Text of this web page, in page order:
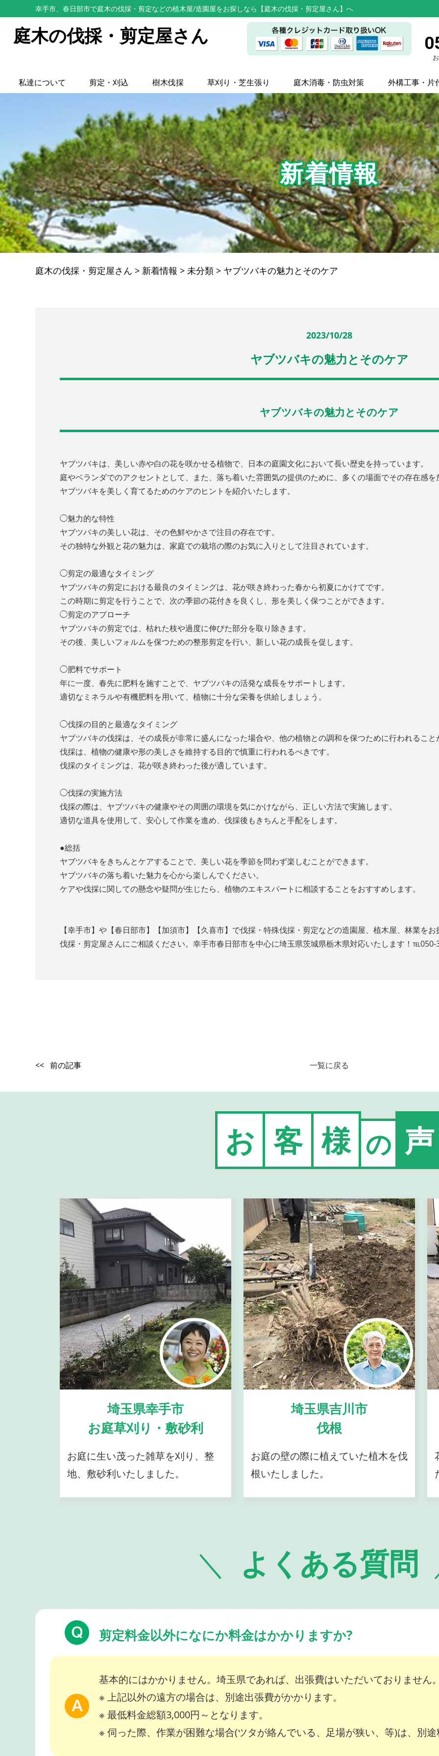
幸手市、春日部市で庭木の伐採・剪定などの植木屋/造園屋をお探しなら【庭木の伐採・剪定屋さん】へ
庭木の伐採・剪定屋さん
私達について 剪定・刈込 樹木伐採 草刈り・芝生張り 庭木消毒・防虫対策 外構工事・片
新着情報
庭木の伐採・剪定屋さん > 新着情報 > 未分類 > ヤブツバキの魅力とそのケア
2023/10/28
ヤブツバキの魅力とそのケア
ヤブツバキの魅力とそのケア
ヤブツバキは、美しい赤や白の花を咲かせる植物で、日本の庭園文化において長い歴史を持っています。
庭やベランダでのアクセントとして、また、落ち着いた雰囲気の提供のために、多くの場面でその存在感を
ヤブツバキを美しく育てるためのケアのヒントを紹介いたします。
◯魅力的な特性
ヤブツバキの美しい花は、その色鮮やかさで注目の存在です。
その独特な外観と花の魅力は、家庭での栽培の際のお気に入りとして注目されています。
◯剪定の最適なタイミング
ヤブツバキの剪定における最良のタイミングは、花が咲き終わった春から初夏にかけてです。
この時期に剪定を行うことで、次の季節の花付きを良くし、形を美しく保つことができます。
◯剪定のアプローチ
ヤブツバキの剪定では、枯れた枝や過度に伸びた部分を取り除きます。
その後、美しいフォルムを保つための整形剪定を行い、新しい花の成長を促します。
◯肥料でサポート
年に一度、春先に肥料を施すことで、ヤブツバキの活発な成長をサポートします。
適切なミネラルや有機肥料を用いて、植物に十分な栄養を供給しましょう。
◯伐採の目的と最適なタイミング
ヤブツバキの伐採は、その成長が非常に盛んになった場合や、他の植物との調和を保つために行われること
伐採は、植物の健康や形の美しさを維持する目的で慎重に行われるべきです。
伐採のタイミングは、花が咲き終わった後が適しています。
◯伐採の実施方法
伐採の際は、ヤブツバキの健康やその周囲の環境を気にかけながら、正しい方法で実施します。
適切な道具を使用して、安心して作業を進め、伐採後もきちんと手配をします。
●総括
ヤブツバキをきちんとケアすることで、美しい花を季節を問わず楽しむことができます。
ヤブツバキの落ち着いた魅力を心から楽しんでください。
ケアや伐採に関しての懸念や疑問が生じたら、植物のエキスパートに相談することをおすすめします。
【幸手市】や【春日部市】【加須市】【久喜市】で伐採・特殊伐採・剪定などの造園屋、植木屋、林業を
伐採・剪定屋さんにご相談ください。幸手市春日部市を中心に埼玉県茨城県栃木県対応いたします！℡050-
<< 前の記事 一覧に戻る
お 客 様 の 声
埼玉県幸手市
お庭草刈り・敷砂利
お庭に生い茂った雑草を刈り、整
地、敷砂利いたしました。
埼玉県吉川市
伐根
お庭の壁の際に植えていた植木を伐
根いたしました。
よくある質問
剪定料金以外になにか料金はかかりますか?
基本的にはかかりません。埼玉県であれば、出張費はいただいておりません。
※ 上記以外の遠方の場合は、別途出張費がかかります。
※ 最低料金総額3,000円～となります。
※ 伺った際、作業が困難な場合(ツタが絡んでいる、足場が狭い、等)は、別途